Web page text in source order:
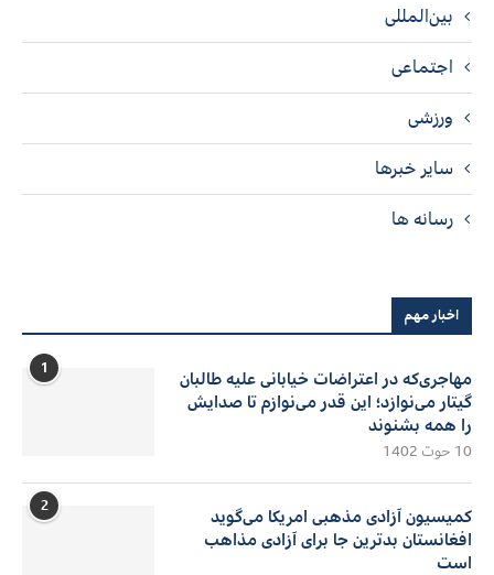
بین‌المللی
اجتماعی
ورزشی
سایر خبرها
رسانه ها
اخبار مهم
1
مهاجری‌که در اعتراضات خیابانی علیه طالبان
گیتار می‌نوازد؛ این قدر می‌نوازم تا صدایش
را همه بشنوند
10 حوت 1402
2
کمیسیون آزادی مذهبی امریکا می‌گوید
افغانستان بدترین جا برای آزادی مذاهب
است